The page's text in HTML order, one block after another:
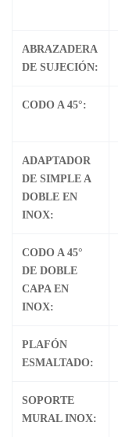
ABRAZADERA
DE SUJECIÓN:
CODO A 45°:
ADAPTADOR
DE SIMPLE A
DOBLE EN
INOX:
CODO A 45°
DE DOBLE
CAPA EN
INOX:
PLAFÓN
ESMALTADO:
SOPORTE
MURAL INOX: